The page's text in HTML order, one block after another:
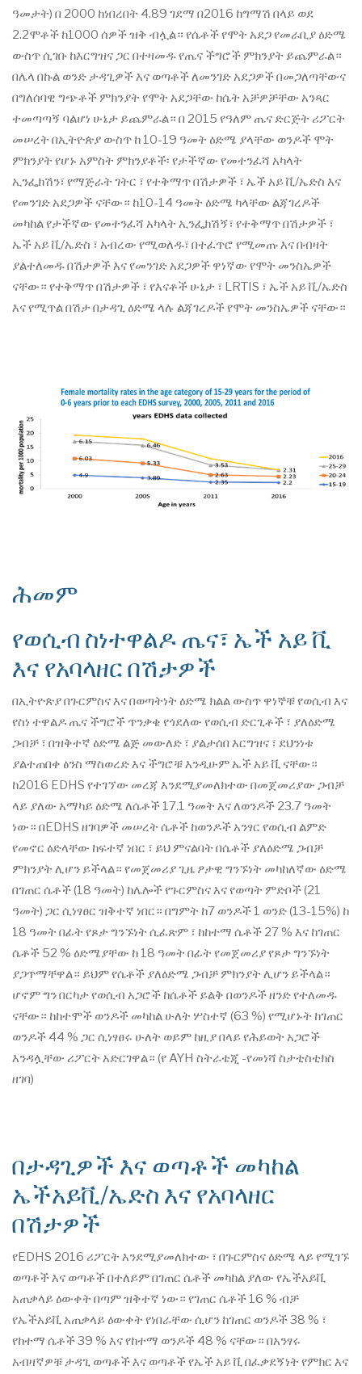
ዓመታት) በ 2000 ከነበረበት 4.89 ገደማ በ2016 ከግማሽ በላይ ወደ
2.2ሞቶች ከ1000 ሰዎች ዝቅ ብሏል። የሴቶች የሞት አደጋ የመራቢያ ዕድሜ
ውስጥ ሲገቡ ከእርግዝና ጋር በተዛመዱ የጤና ችግሮች ምክንያት ይጨምራል።
በሌላ በኩል ወንድ ታዳጊዎች እና ወጣቶች ለመንገድ አደጋዎች በመጋለጣቸውና
በግለሰባዊ ግጭቶች ምክንያት የሞት አደጋቸው ከሴት አቻዎቻቸው አንጻር
ተመጣጣኝ ባልሆነ ሁኔታ ይጨምራል። በ 2015 የዓለም ጤና ድርጅት ሪፖርት
መሠረት በኢትዮጵያ ውስጥ ከ 10-19 ዓመት ዕድሜ ያላቸው ወንዶች ሞት
ምክንያት የሆኑ አምስት ምክንያቶች፡ የታችኛው የመተንፈሻ አካላት
ኢንፌክሽን፣ የማጅራት ገትር ፣ የተቅማጥ በሽታዎች ፣ ኤች አይ ቪ/ኤድስ እና
የመንገድ አደጋዎች ናቸው። ከ10-14 ዓመት ዕድሜ ካላቸው ልጃገረዶች
መካከል የታችኛው የመተንፈሻ አካላት ኢንፌክሽኝ፣ የተቅማጥ በሽታዎች ፣
ኤች አይ ቪ/ኤድስ ፣ አብረው የሚወለዱ፣ በተፈጥሮ የሚመጡ እና በብዛት
ያልተለመዱ በሽታዎች እና የመንገድ አደጋዎች ዋነኛው የሞት መንስኤዎች
ናቸው። የተቅማጥ በሽታዎች ፣ የእናቶች ሁኔታ ፣ LRTIS ፣ ኤች አይ ቪ/ኤድስ
እና የሚጥል በሽታ በታዳጊ ዕድሜ ላሉ ልጃገረዶች የሞት መንስኤዎች ናቸው።
ሕመም
የወሲብ ስነተዋልዶ ጤና፣ ኤች አይ ቪ
እና የአባላዘር በሽታዎች
በኢትዮጵያ በጉርምስና እና በወጣትነት ዕድሜ ክልል ውስጥ ዋነኞቹ የወሲብ እና
የስነ ተዋልዶ ጤና ችግሮች ጥንቃቄ የጎደለው የወሲብ ድርጊቶች ፣ ያለዕድሜ
ጋብቻ ፣ በዝቅተኛ ዕድሜ ልጅ መውለድ ፣ ያልታሰበ እርግዝና ፣ ደህንነቱ
ያልተጠበቀ ፅንስ ማስወረድ እና ችግሮቹ እንዲሁም ኤች አይ ቪ ናቸው።
ከ2016 EDHS የተገኘው መረጃ እንደሚያመለክተው በመጀመሪያው ጋብቻ
ላይ ያለው አማካይ ዕድሜ ለሴቶች 17.1 ዓመት እና ለወንዶች 23.7 ዓመት
ነው። በEDHS ዘገባዎች መሠረት ሴቶች ከወንዶች አንፃር የወሲብ ልምድ
የመኖር ዕድላቸው ከፍተኛ ነበር ፣ ይህ ምናልባት በሴቶች ያለዕድሜ ጋብቻ
ምክንያት ሊሆን ይችላል። የመጀመሪያ ጊዜ ፆታዊ ግንኙነት መካከለኛው ዕድሜ
በገጠር ሴቶች (18 ዓመት) ከሌሎች የጉርምስና እና የወጣት ምድቦች (21
ዓመት) ጋር ሲነፃፀር ዝቅተኛ ነበር። በግምት ከ7 ወንዶች 1 ወንድ (13-15%) ከ
18 ዓመት በፊት የጾታ ግንኙነት ሲፈጽም ፣ ከከተማ ሴቶች 27 % እና ከገጠር
ሴቶች 52 % ዕድሜያቸው ከ 18 ዓመት በፊት የመጀመሪያ የጾታ ግንኙነት
ያጋጥማቸዋል። ይህም የሴቶች ያለዕድሜ ጋብቻ ምክንያት ሊሆን ይችላል።
ሆኖም ግን በርካታ የወሲብ አጋሮች ከሴቶች ይልቅ በወንዶች ዘንድ የተለመዱ
ናቸው። ከከተሞች ወንዶች መካከል ሁለት ሦስተኛ (63 %) የሚሆኑት ከገጠር
ወንዶች 44 % ጋር ሲነፃፀሩ ሁለት ወይም ከዚያ በላይ የሕይወት አጋሮች
እንዳሏቸው ሪፖርት አድርገዋል። (የ AYH ስትራቴጂ -የመነሻ ስታቲስቲክስ
ዘገባ)
በታዳጊዎች እና ወጣቶች መካከል
ኤችአይቪ/ኤድስ እና የአባላዘር
በሽታዎች
የEDHS 2016 ሪፖርት እንደሚያመለክተው ፣ በጉርምስና ዕድሜ ላይ የሚገኙ
ወጣቶች እና ወጣቶች በተለይም በገጠር ሴቶች መካከል ያለው የኤችአይቪ
አጠቃላይ ዕውቀት በጣም ዝቅተኛ ነው። የገጠር ሴቶች 16 % ብቻ
የኤችአይቪ አጠቃላይ ዕውቀት የነበራቸው ሲሆን ከገጠር ወንዶች 38 % ፣
የከተማ ሴቶች 39 % እና የከተማ ወንዶች 48 % ናቸው። በአንፃሩ
አብዛኛዎቹ ታዳጊ ወጣቶች እና ወጣቶች የኤች አይ ቪ በፈቃደኝነት የምክር እና